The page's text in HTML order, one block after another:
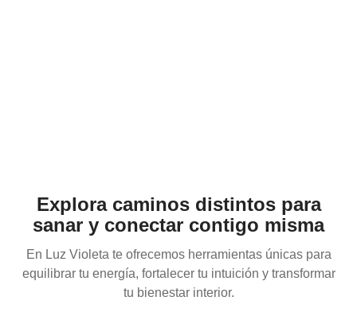
Explora caminos distintos para
sanar y conectar contigo misma
En Luz Violeta te ofrecemos herramientas únicas para
equilibrar tu energía, fortalecer tu intuición y transformar
tu bienestar interior.